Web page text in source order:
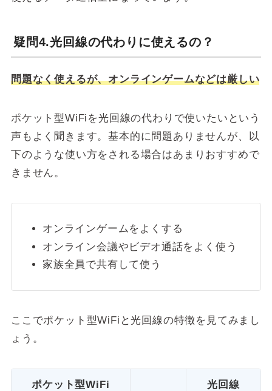
疑問4.光回線の代わりに使えるの？
問題なく使えるが、オンラインゲームなどは厳しい
ポケット型WiFiを光回線の代わりで使いたいという
声もよく聞きます。基本的に問題ありませんが、以
下のような使い方をされる場合はあまりおすすめで
きません。
オンラインゲームをよくする
オンライン会議やビデオ通話をよく使う
家族全員で共有して使う
ここでポケット型WiFiと光回線の特徴を見てみまし
ょう。
ポケット型WiFi 光回線